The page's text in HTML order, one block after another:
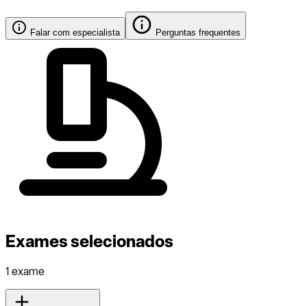
Falar com especialista Perguntas frequentes
Exames selecionados
1 exame